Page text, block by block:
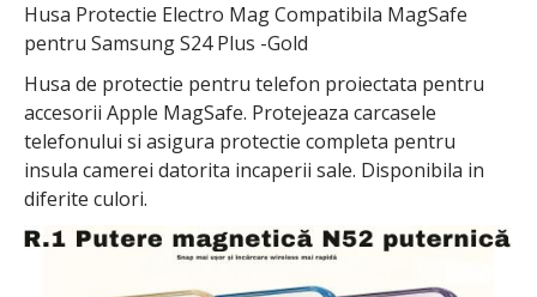
Husa Protectie Electro Mag Compatibila MagSafe
pentru Samsung S24 Plus -Gold
Husa de protectie pentru telefon proiectata pentru
accesorii Apple MagSafe. Protejeaza carcasele
telefonului si asigura protectie completa pentru
insula camerei datorita incaperii sale. Disponibila in
diferite culori.